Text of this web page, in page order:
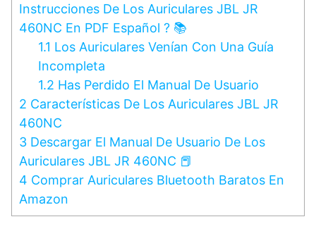
Instrucciones De Los Auriculares JBL JR
460NC En PDF Español ? 📚
1.1 Los Auriculares Venían Con Una Guía
Incompleta
1.2 Has Perdido El Manual De Usuario
2 Características De Los Auriculares JBL JR
460NC
3 Descargar El Manual De Usuario De Los
Auriculares JBL JR 460NC 📕
4 Comprar Auriculares Bluetooth Baratos En
Amazon